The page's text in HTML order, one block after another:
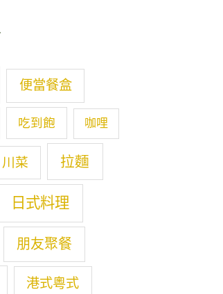
便當餐盒
吃到飽 咖哩
川菜 拉麵
日式料理
朋友聚餐
港式粵式